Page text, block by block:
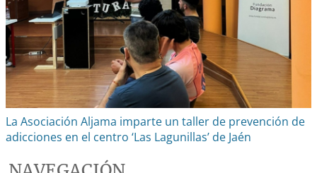
La Asociación Aljama imparte un taller de prevención de
adicciones en el centro ‘Las Lagunillas’ de Jaén